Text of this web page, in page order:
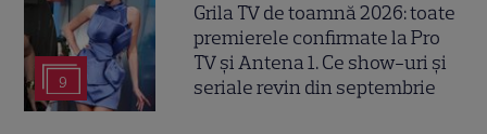
9
Grila TV de toamnă 2026: toate
premierele confirmate la Pro
TV și Antena 1. Ce show-uri și
seriale revin din septembrie